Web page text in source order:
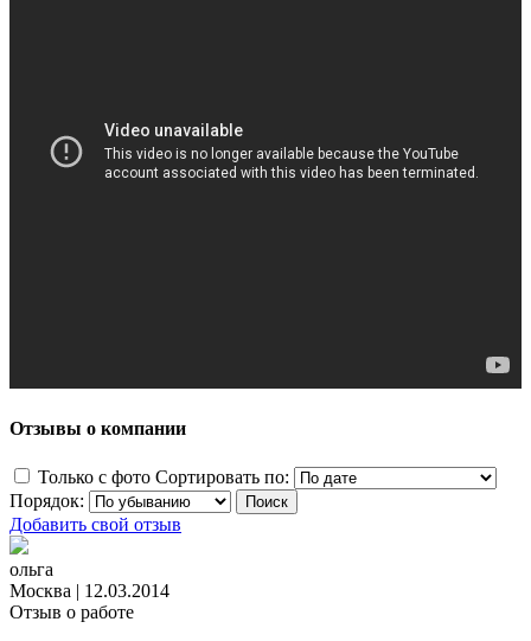
Отзывы о компании
Только с фото Сортировать по:
Порядок:
Добавить свой отзыв
ольга
Москва | 12.03.2014
Отзыв о работе